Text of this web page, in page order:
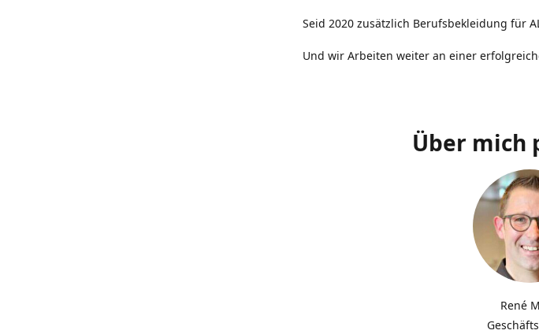
Seid 2020 zusätzlich Berufsbekleidung für
Und wir Arbeiten weiter an einer
Über mich
René